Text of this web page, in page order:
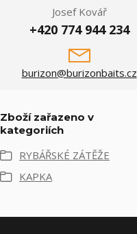
Josef Kovář
+420 774 944 234
burizon@burizonbaits.cz
Zboží zařazeno v
kategoriích
RYBÁŘSKÉ ZÁTĚŽE
KAPKA